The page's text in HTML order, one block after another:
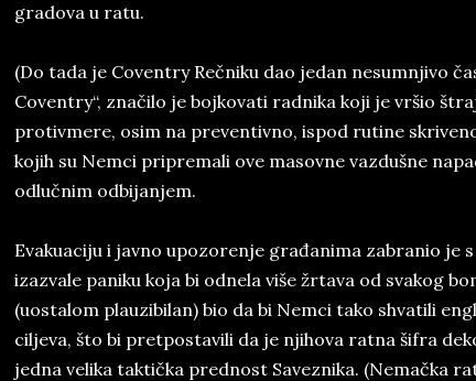
gradova u ratu.
(Do tada je Coventry Rečniku dao jedan nesumnjivo
Coventry“, značilo je bojkovati radnika koji je vršio
protivmere, osim na preventivno, ispod rutine
kojih su Nemci pripremali ove masovne vazdušne
odlučnim odbijanjem.
Evakuaciju i javno upozorenje građanima zabranio je
izazvale paniku koja bi odnela više žrtava od svakog
(uostalom plauzibilan) bio da bi Nemci tako shvatili
ciljeva, što bi pretpostavili da je njihova ratna šifra
jedna velika taktička prednost Saveznika. (Nemačka